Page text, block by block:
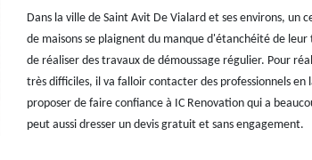
Dans la ville de Saint Avit De Vialard et ses environs, un
de maisons se plaignent du manque d'étanchéité de
de réaliser des travaux de démoussage régulier. Pour
très difficiles, il va falloir contacter des professionnels en
proposer de faire confiance à IC Renovation qui a
peut aussi dresser un devis gratuit et sans engagement.